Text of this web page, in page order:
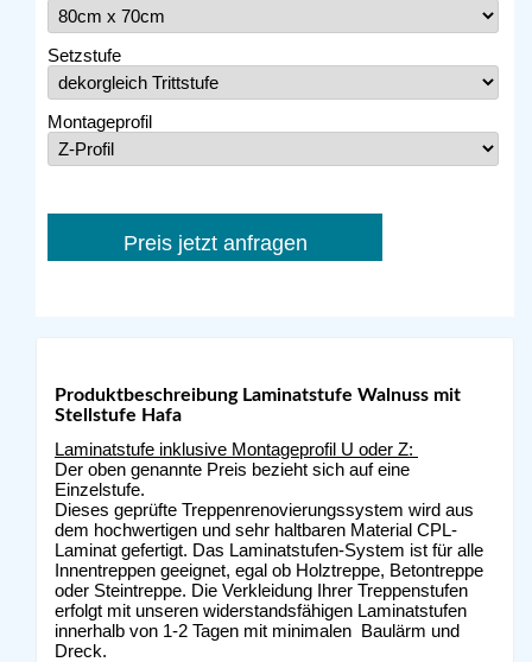
Setzstufe
Montageprofil
Preis jetzt anfragen
Produktbeschreibung Laminatstufe Walnuss mit
Stellstufe Hafa
Laminatstufe inklusive Montageprofil U oder Z:
Der oben genannte Preis bezieht sich auf eine
Einzelstufe.
Dieses geprüfte Treppenrenovierungssystem wird aus
dem hochwertigen und sehr haltbaren Material CPL-
Laminat gefertigt. Das Laminatstufen-System ist für alle
Innentreppen geeignet, egal ob Holztreppe, Betontreppe
oder Steintreppe. Die Verkleidung Ihrer Treppenstufen
erfolgt mit unseren widerstandsfähigen Laminatstufen
innerhalb von 1-2 Tagen mit minimalen Baulärm und
Dreck.